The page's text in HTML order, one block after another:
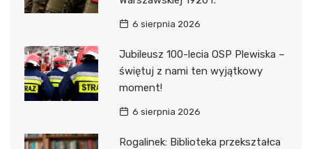
6 sierpnia 2026
Jubileusz 100-lecia OSP Plewiska –
świętuj z nami ten wyjątkowy
moment!
6 sierpnia 2026
Rogalinek: Biblioteka przekształca